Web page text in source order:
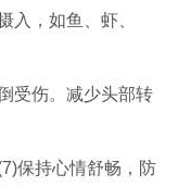
入，如鱼、虾、
受伤。减少头部转
保持心情舒畅，防